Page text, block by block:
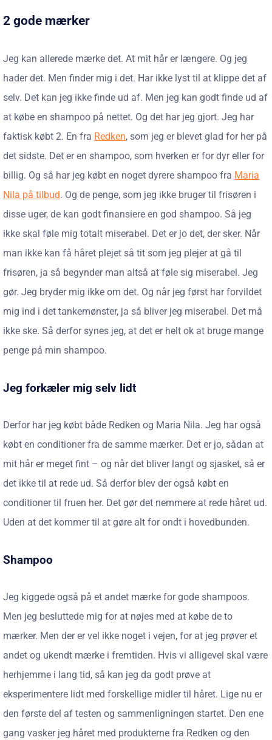
2 gode mærker
Jeg kan allerede mærke det. At mit hår er længere. Og jeg
hader det. Men finder mig i det. Har ikke lyst til at klippe det af
selv. Det kan jeg ikke finde ud af. Men jeg kan godt finde ud af
at købe en shampoo på nettet. Og det har jeg gjort. Jeg har
faktisk købt 2. En fra Redken, som jeg er blevet glad for her på
det sidste. Det er en shampoo, som hverken er for dyr eller for
billig. Og så har jeg købt en noget dyrere shampoo fra Maria
Nila på tilbud. Og de penge, som jeg ikke bruger til frisøren i
disse uger, de kan godt finansiere en god shampoo. Så jeg
ikke skal føle mig totalt miserabel. Det er jo det, der sker. Når
man ikke kan få håret plejet så tit som jeg plejer at gå til
frisøren, ja så begynder man altså at føle sig miserabel. Jeg
gør. Jeg bryder mig ikke om det. Og når jeg først har forvildet
mig ind i det tankemønster, ja så bliver jeg miserabel. Det må
ikke ske. Så derfor synes jeg, at det er helt ok at bruge mange
penge på min shampoo.
Jeg forkæler mig selv lidt
Derfor har jeg købt både Redken og Maria Nila. Jeg har også
købt en conditioner fra de samme mærker. Det er jo, sådan at
mit hår er meget fint – og når det bliver langt og sjasket, så er
det ikke til at rede ud. Så derfor blev der også købt en
conditioner til fruen her. Det gør det nemmere at rede håret ud.
Uden at det kommer til at gøre alt for ondt i hovedbunden.
Shampoo
Jeg kiggede også på et andet mærke for gode shampoos.
Men jeg besluttede mig for at nøjes med at købe de to
mærker. Men der er vel ikke noget i vejen, for at jeg prøver et
andet og ukendt mærke i fremtiden. Hvis vi alligevel skal være
herhjemme i lang tid, så kan jeg da godt prøve at
eksperimentere lidt med forskellige midler til håret. Lige nu er
den første del af testen og sammenligningen startet. Den ene
gang vasker jeg håret med produkterne fra Redken og den